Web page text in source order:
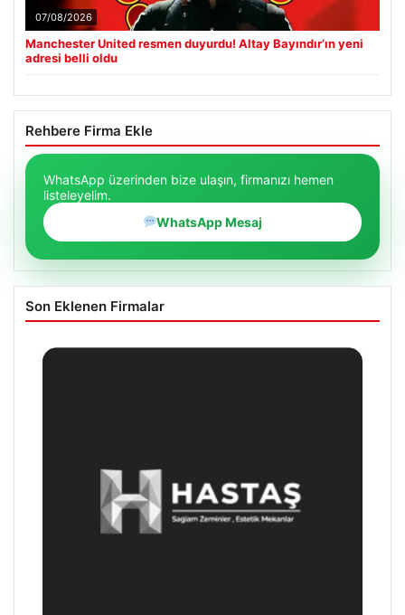
07/08/2026
Manchester United resmen duyurdu! Altay Bayındır’ın yeni
adresi belli oldu
Rehbere Firma Ekle
WhatsApp üzerinden bize ulaşın, firmanızı hemen
listeleyelim.
WhatsApp Mesaj
Son Eklenen Firmalar